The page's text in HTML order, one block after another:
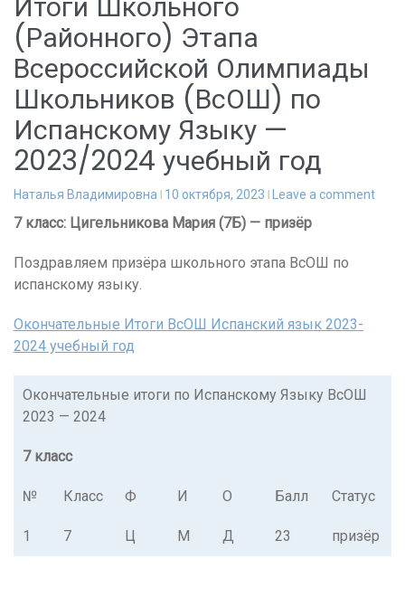
(Районного) Этапа
Всероссийской Олимпиады
Школьников (ВсОШ) по
Испанскому Языку —
2023/2024 учебный год
Наталья Владимировна 10 октября, 2023 Leave a comment
7 класс: Цигельникова Мария (7Б) — призёр
Поздравляем призёра школьного этапа ВсОШ по
испанскому языку.
Окончательные Итоги ВсОШ Испанский язык 2023-
2024 учебный год
Окончательные итоги по Испанскому Языку ВсОШ
2023 — 2024
7 класс
№ Класс Ф И О Балл Статус
1 7 Ц М Д 23 призёр